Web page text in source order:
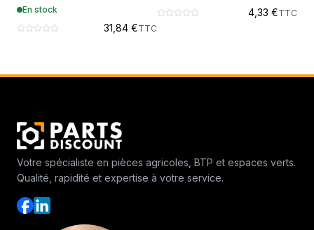
En stock
31,84 €TTC
4,33 €TTC
Votre spécialiste en pièces agricoles, BTP et espaces verts.
Qualité, rapidité et expertise à votre service.